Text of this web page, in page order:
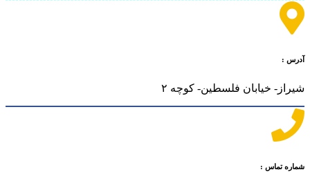
آدرس :
شیراز- خیابان فلسطین- کوچه ۲
شماره تماس :